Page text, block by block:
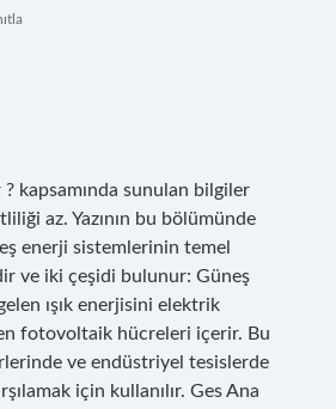
kapsamında sunulan bilgiler
az. Yazının bu bölümünde
enerji sistemlerinin temel
ve iki çeşidi bulunur: Güneş
ışık enerjisini elektrik
fotovoltaik hücreleri içerir. Bu
ve endüstriyel tesislerde
için kullanılır. Ges Ana